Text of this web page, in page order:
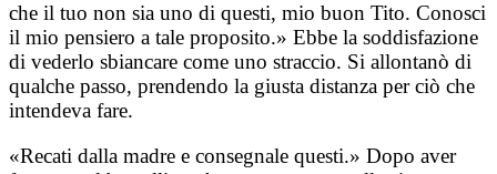
che il tuo non sia uno di questi, mio buon Tito. Conosci
il mio pensiero a tale proposito.» Ebbe la soddisfazione
di vederlo sbiancare come uno straccio. Si allontanò di
qualche passo, prendendo la giusta distanza per ciò che
intendeva fare.
«Recati dalla madre e consegnale questi.» Dopo aver